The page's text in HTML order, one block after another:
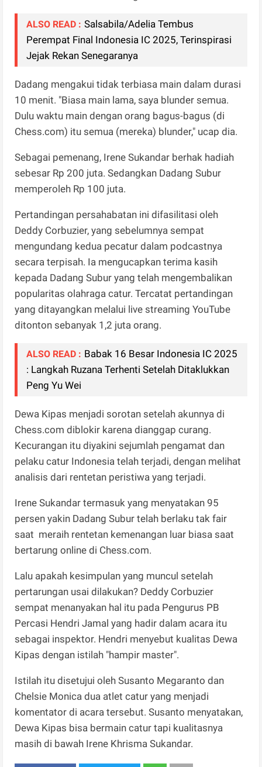
ALSO READ : Salsabila/Adelia Tembus
Perempat Final Indonesia IC 2025, Terinspirasi
Jejak Rekan Senegaranya
Dadang mengakui tidak terbiasa main dalam durasi
10 menit. "Biasa main lama, saya blunder semua.
Dulu waktu main dengan orang bagus-bagus (di
Chess.com) itu semua (mereka) blunder," ucap dia.
Sebagai pemenang, Irene Sukandar berhak hadiah
sebesar Rp 200 juta. Sedangkan Dadang Subur
memperoleh Rp 100 juta.
Pertandingan persahabatan ini difasilitasi oleh
Deddy Corbuzier, yang sebelumnya sempat
mengundang kedua pecatur dalam podcastnya
secara terpisah. Ia mengucapkan terima kasih
kepada Dadang Subur yang telah mengembalikan
popularitas olahraga catur. Tercatat pertandingan
yang ditayangkan melalui live streaming YouTube
ditonton sebanyak 1,2 juta orang.
ALSO READ : Babak 16 Besar Indonesia IC 2025
: Langkah Ruzana Terhenti Setelah Ditaklukkan
Peng Yu Wei
Dewa Kipas menjadi sorotan setelah akunnya di
Chess.com diblokir karena dianggap curang.
Kecurangan itu diyakini sejumlah pengamat dan
pelaku catur Indonesia telah terjadi, dengan melihat
analisis dari rentetan peristiwa yang terjadi.
Irene Sukandar termasuk yang menyatakan 95
persen yakin Dadang Subur telah berlaku tak fair
saat meraih rentetan kemenangan luar biasa saat
bertarung online di Chess.com.
Lalu apakah kesimpulan yang muncul setelah
pertarungan usai dilakukan? Deddy Corbuzier
sempat menanyakan hal itu pada Pengurus PB
Percasi Hendri Jamal yang hadir dalam acara itu
sebagai inspektor. Hendri menyebut kualitas Dewa
Kipas dengan istilah "hampir master".
Istilah itu disetujui oleh Susanto Megaranto dan
Chelsie Monica dua atlet catur yang menjadi
komentator di acara tersebut. Susanto menyatakan,
Dewa Kipas bisa bermain catur tapi kualitasnya
masih di bawah Irene Khrisma Sukandar.